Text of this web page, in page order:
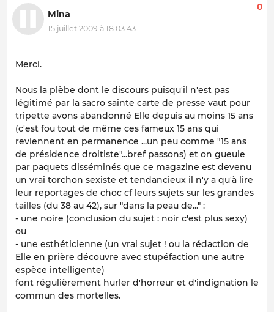
Mina
15 juillet 2009 à 18:03:43
0
Merci.
Nous la plèbe dont le discours puisqu'il n'est pas
légitimé par la sacro sainte carte de presse vaut pour
tripette avons abandonné Elle depuis au moins 15 ans
(c'est fou tout de même ces fameux 15 ans qui
reviennent en permanence ...un peu comme "15 ans
de présidence droitiste"...bref passons) et on gueule
par paquets disséminés que ce magazine est devenu
un vrai torchon sexiste et tendancieux il n'y a qu'à lire
leur reportages de choc cf leurs sujets sur les grandes
tailles (du 38 au 42), sur "dans la peau de..." :
- une noire (conclusion du sujet : noir c'est plus sexy)
ou
- une esthéticienne (un vrai sujet ! ou la rédaction de
Elle en prière découvre avec stupéfaction une autre
espèce intelligente)
font régulièrement hurler d'horreur et d'indignation le
commun des mortelles.